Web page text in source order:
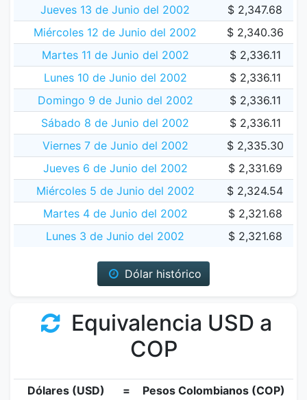
Jueves 13 de Junio del 2002
$ 2,347.68
Miércoles 12 de Junio del 2002
$ 2,340.36
Martes 11 de Junio del 2002
$ 2,336.11
Lunes 10 de Junio del 2002
$ 2,336.11
Domingo 9 de Junio del 2002
$ 2,336.11
Sábado 8 de Junio del 2002
$ 2,336.11
Viernes 7 de Junio del 2002
$ 2,335.30
Jueves 6 de Junio del 2002
$ 2,331.69
Miércoles 5 de Junio del 2002
$ 2,324.54
Martes 4 de Junio del 2002
$ 2,321.68
Lunes 3 de Junio del 2002
$ 2,321.68
Dólar histórico
Equivalencia USD a
COP
Dólares (USD) =
Pesos Colombianos (COP)